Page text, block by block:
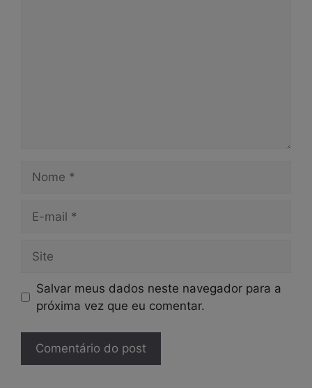
mail
Salvar meus dados neste navegador para a
próxima vez que eu comentar.